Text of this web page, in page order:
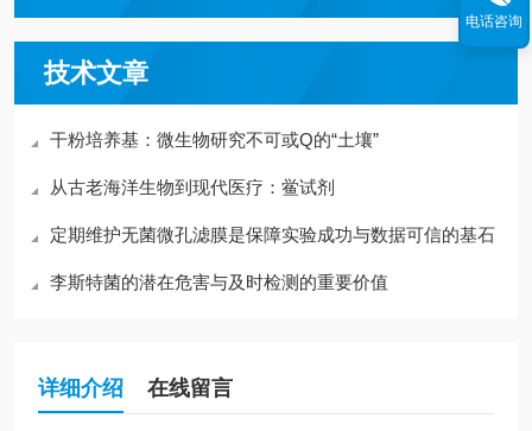
技术文章
干粉培养基：微生物研究不可或Q的“土壤”
从古老海洋生物到现代医疗：鲎试剂
定期维护无菌微孔滤膜是保障实验成功与数据可信的基石
李斯特菌的潜在危害与及时检测的重要价值
详细介绍 在线留言
电话咨询